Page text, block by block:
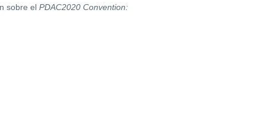
sobre el PDAC2020 Convention: